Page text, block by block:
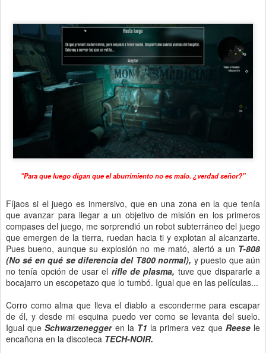
"Para que luego digan que el aburrimiento no es malo. ¿verdad señor?"
Fíjaos si el juego es inmersivo, que en una zona en la que tenía
que avanzar para llegar a un objetivo de misión en los primeros
compases del juego, me sorprendió un robot subterráneo del juego
que emergen de la tierra, ruedan hacia ti y explotan al alcanzarte.
Pues bueno, aunque su explosión no me mató, alertó a un T-808
(No sé en qué se diferencia del T800 normal), y puesto que aún
no tenía opción de usar el rifle de plasma, tuve que dispararle a
bocajarro un escopetazo que lo tumbó. Igual que en las películas...
Corro como alma que lleva el diablo a esconderme para escapar
de él, y desde mi esquina puedo ver como se levanta del suelo.
Igual queSchwarzenegger en la T1 la primera vez que Reese le
encañona en la discoteca TECH-NOIR.